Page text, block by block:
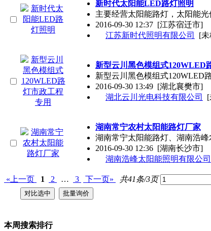
新时代太阳能LED路灯照明
主要经营太阳能路灯，太阳能
2016-09-30 12:37 [江苏宿迁市]
江苏新时代照明有限公司
[
新型云川黑色模组式120WLED
新型云川黑色模组式120WLED
2016-09-30 13:49 [湖北襄樊市]
湖北云川光电科技有限公司
湖南常宁农村太阳能路灯厂家
湖南常宁太阳能路灯、湖南浩
2016-09-30 12:36 [湖南长沙市]
湖南浩峰太阳能照明有限公司
«上一页 1 2 … 3 下一页» 共41条/3页
本周搜索排行